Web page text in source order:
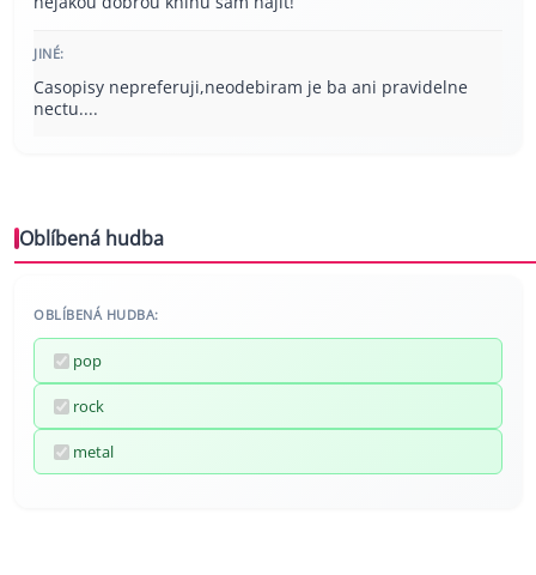
JINÉ:
Casopisy nepreferuji,neodebiram je ba ani pravidelne
nectu....
Oblíbená hudba
OBLÍBENÁ HUDBA:
pop
rock
metal